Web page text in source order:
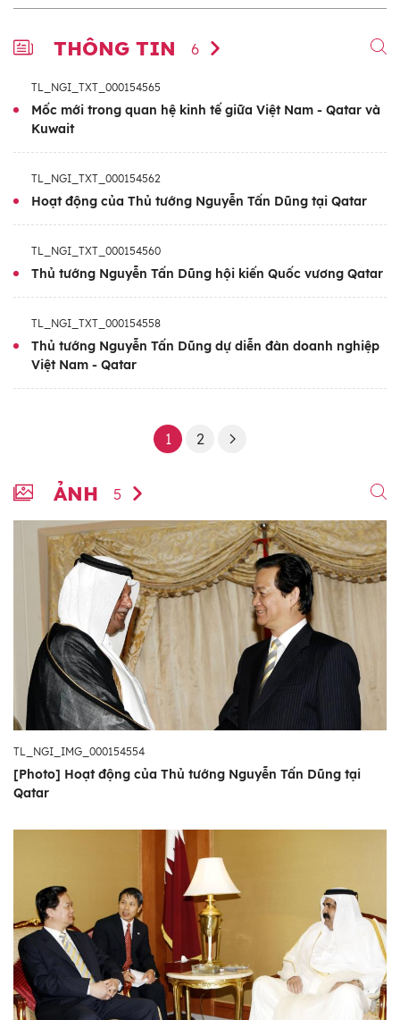
THÔNG TIN 6
TL_NGI_TXT_000154565
Mốc mới trong quan hệ kinh tế giữa Việt Nam - Qatar và
Kuwait
TL_NGI_TXT_000154562
Hoạt động của Thủ tướng Nguyễn Tấn Dũng tại Qatar
TL_NGI_TXT_000154560
Thủ tướng Nguyễn Tấn Dũng hội kiến Quốc vương Qatar
TL_NGI_TXT_000154558
Thủ tướng Nguyễn Tấn Dũng dự diễn đàn doanh nghiệp
Việt Nam - Qatar
1 2
ẢNH 5
TL_NGI_IMG_000154554
[Photo] Hoạt động của Thủ tướng Nguyễn Tấn Dũng tại
Qatar